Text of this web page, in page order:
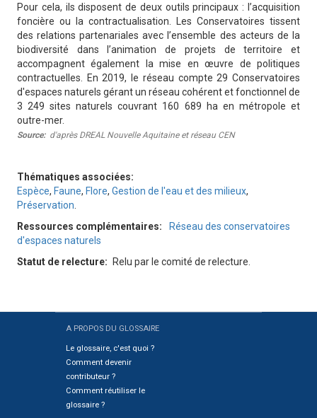
Pour cela, ils disposent de deux outils principaux : l’acquisition
foncière ou la contractualisation. Les Conservatoires tissent
des relations partenariales avec l’ensemble des acteurs de la
biodiversité dans l’animation de projets de territoire et
accompagnent également la mise en œuvre de politiques
contractuelles. En 2019, le réseau compte 29 Conservatoires
d'espaces naturels gérant un réseau cohérent et fonctionnel de
3 249 sites naturels couvrant 160 689 ha en métropole et
outre-mer.
Source d'après DREAL Nouvelle Aquitaine et réseau CEN
Thématiques associées
Espèce, Faune, Flore, Gestion de l'eau et des milieux,
Préservation.
Ressources complémentaires
Réseau des conservatoires
d'espaces naturels
Statut de relecture
Relu par le comité de relecture.
SitemapA PROPOS DU GLOSSAIRE
Le glossaire, c'est quoi ?
Comment devenir
contributeur ?
Comment réutiliser le
glossaire ?